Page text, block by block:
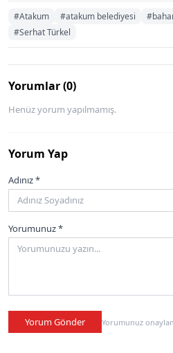
#Atakum #atakum belediyesi
#Serhat Türkel
Yorumlar (0)
Henüz yorum yapılmamış.
Yorum Yap
Adınız *
Yorumunuz *
Yorum Gönder Yorumunuz